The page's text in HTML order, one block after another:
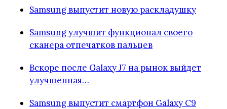
Samsung выпустит новую раскладушку
Samsung улучшит функционал своего
сканера отпечатков пальцев
Вскоре после Galaxy J7 на рынок выйдет
улучшенная…
Samsung выпустит смартфон Galaxy C9